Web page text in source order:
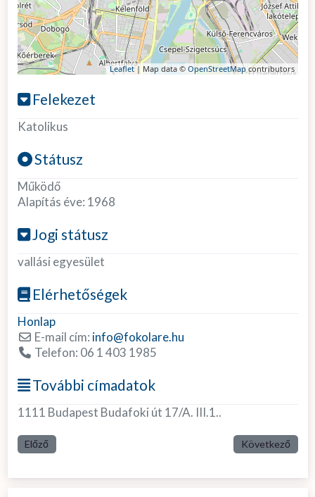
Leaflet| Map data © OpenStreetMap contributors
Felekezet
Katolikus
Státusz
Működő
Alapítás éve: 1968
Jogi státusz
vallási egyesület
Elérhetőségek
Honlap
E-mail cím: info@fokolare.hu
Telefon: 06 1 403 1985
További címadatok
1111 Budapest Budafoki út 17/A. III.1..
Előző Következő